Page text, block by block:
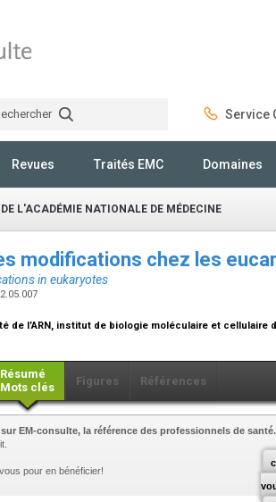
Service
Revues Traités EMC Domaines
L'ACADÉMIE NATIONALE DE MÉDECINE
modifications chez les
in eukaryotes
de l’ARN, institut de biologie moléculaire et cellulaire
Résumé
Mots clés
Figures Références
EM-consulte, la référence des professionnels de santé.
pour en bénéficier!